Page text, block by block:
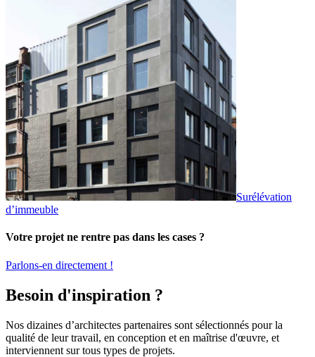
Surélévation
d’immeuble
Votre projet ne rentre pas dans les cases ?
Parlons-en directement !
Besoin d'inspiration ?
Nos dizaines d’architectes partenaires sont sélectionnés pour la
qualité de leur travail, en conception et en maîtrise d'œuvre, et
interviennent sur tous types de projets.